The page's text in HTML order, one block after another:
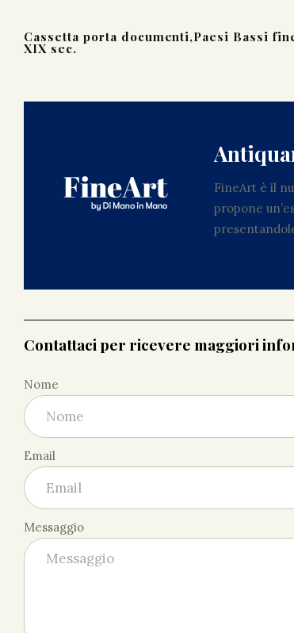
Cassetta porta documenti,Paesi Bassi
XIX sec.
FineArt è il
propone
Contattaci per ricevere maggiori
Nome
Email
Messaggio